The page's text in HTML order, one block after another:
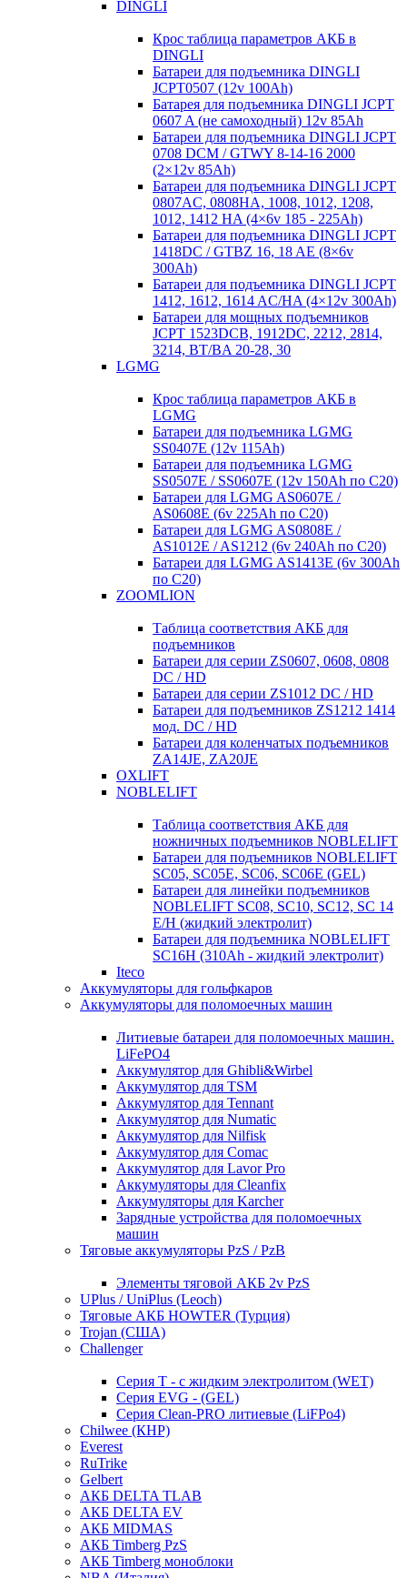
DINGLI
Крос таблица параметров АКБ в
DINGLI
Батареи для подъемника DINGLI
JCPT0507 (12v 100Ah)
Батарея для подъемника DINGLI JCPT
0607 A (не самоходный) 12v 85Ah
Батареи для подъемника DINGLI JCPT
0708 DCM / GTWY 8-14-16 2000
(2×12v 85Ah)
Батареи для подъемника DINGLI JCPT
0807AC, 0808HA, 1008, 1012, 1208,
1012, 1412 HA (4×6v 185 - 225Ah)
Батареи для подъемника DINGLI JCPT
1418DC / GTBZ 16, 18 AE (8×6v
300Ah)
Батареи для подъемника DINGLI JCPT
1412, 1612, 1614 AC/HA (4×12v 300Ah)
Батареи для мощных подъемников
JCPT 1523DCB, 1912DC, 2212, 2814,
3214, BT/BA 20-28, 30
LGMG
Крос таблица параметров АКБ в
LGMG
Батареи для подъемника LGMG
SS0407E (12v 115Ah)
Батареи для подъемника LGMG
SS0507E / SS0607E (12v 150Ah по С20)
Батареи для LGMG AS0607E /
AS0608E (6v 225Ah по С20)
Батареи для LGMG AS0808E /
AS1012E / AS1212 (6v 240Ah по С20)
Батареи для LGMG AS1413E (6v 300Ah
по С20)
ZOOMLION
Таблица соответствия АКБ для
подъемников
Батареи для серии ZS0607, 0608, 0808
DC / HD
Батареи для серии ZS1012 DC / HD
Батареи для подъемников ZS1212 1414
мод. DC / HD
Батареи для коленчатых подъемников
ZA14JE, ZA20JE
OXLIFT
NOBLELIFT
Таблица соответствия АКБ для
ножничных подъемников NOBLELIFT
Батареи для подъемников NOBLELIFT
SC05, SC05E, SC06, SC06E (GEL)
Батареи для линейки подъемников
NOBLELIFT SC08, SC10, SC12, SC 14
E/H (жидкий электролит)
Батареи для подъемника NOBLELIFT
SC16H (310Ah - жидкий электролит)
Iteco
Аккумуляторы для гольфкаров
Аккумуляторы для поломоечных машин
Литиевые батареи для поломоечных машин.
LiFePO4
Аккумулятор для Ghibli&Wirbel
Аккумулятор для TSM
Аккумулятор для Tennant
Аккумулятор для Numatic
Аккумулятор для Nilfisk
Аккумулятор для Comac
Аккумулятор для Lavor Pro
Аккумуляторы для Cleanfix
Аккумуляторы для Karcher
Зарядные устройства для поломоечных
машин
Тяговые аккумуляторы PzS / PzB
Элементы тяговой АКБ 2v PzS
UPlus / UniPlus (Leoch)
Тяговые АКБ HOWTER (Турция)
Trojan (США)
Challenger
Серия T - с жидким электролитом (WET)
Серия EVG - (GEL)
Серия Clean-PRO литиевые (LiFPo4)
Chilwee (КНР)
Everest
RuTrike
Gelbert
АКБ DELTA TLAB
АКБ DELTA EV
АКБ MIDMAS
АКБ Timberg PzS
АКБ Timberg моноблоки